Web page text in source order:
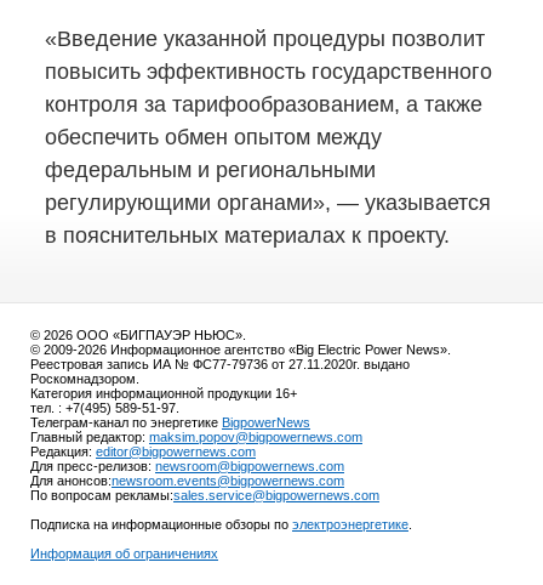
«Введение указанной процедуры позволит
повысить эффективность государственного
контроля за тарифообразованием, а также
обеспечить обмен опытом между
федеральным и региональными
регулирующими органами», — указывается
в пояснительных материалах к проекту.
© 2026 ООО «БИГПАУЭР НЬЮС».
© 2009-2026 Информационное агентство «Big Electric Power News».
Реестровая запись ИА № ФС77-79736 от 27.11.2020г. выдано
Роскомнадзором.
Категория информационной продукции 16+
тел. : +7(495) 589-51-97.
Телеграм-канал по энергетике BigpowerNews
Главный редактор: maksim.popov@bigpowernews.com
Редакция: editor@bigpowernews.com
Для пресс-релизов: newsroom@bigpowernews.com
Для анонсов:newsroom.events@bigpowernews.com
По вопросам рекламы:sales.service@bigpowernews.com
Подписка на информационные обзоры по электроэнергетике
Информация об ограничениях